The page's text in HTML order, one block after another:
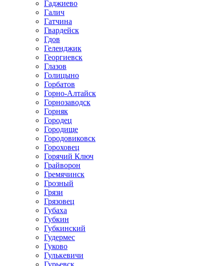
Гаджиево
Галич
Гатчина
Гвардейск
Гдов
Геленджик
Георгиевск
Глазов
Голицыно
Горбатов
Горно-Алтайск
Горнозаводск
Горняк
Городец
Городище
Городовиковск
Гороховец
Горячий Ключ
Грайворон
Гремячинск
Грозный
Грязи
Грязовец
Губаха
Губкин
Губкинский
Гудермес
Гуково
Гулькевичи
Гурьевск